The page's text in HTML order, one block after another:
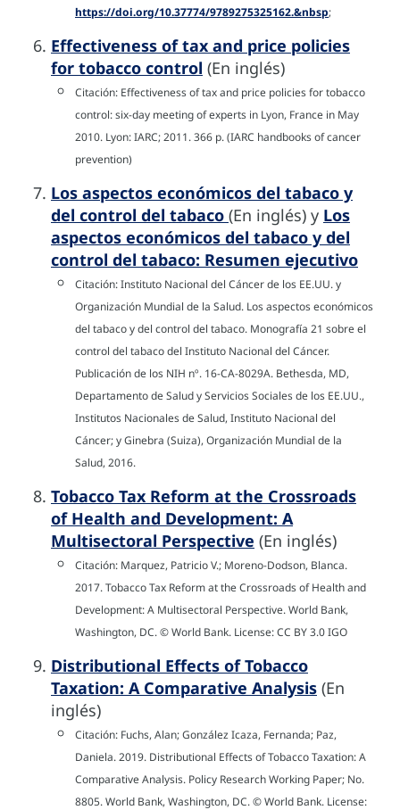
https://doi.org/10.37774/9789275325162.&nbsp;
Effectiveness of tax and price policies
for tobacco control (En inglés)
Citación: Effectiveness of tax and price policies for tobacco
control: six-day meeting of experts in Lyon, France in May
2010. Lyon: IARC; 2011. 366 p. (IARC handbooks of cancer
prevention)
Los aspectos económicos del tabaco y
del control del tabaco (En inglés) y Los
aspectos económicos del tabaco y del
control del tabaco: Resumen ejecutivo
Citación: Instituto Nacional del Cáncer de los EE.UU. y
Organización Mundial de la Salud. Los aspectos económicos
del tabaco y del control del tabaco. Monografía 21 sobre el
control del tabaco del Instituto Nacional del Cáncer.
Publicación de los NIH nº. 16-CA-8029A. Bethesda, MD,
Departamento de Salud y Servicios Sociales de los EE.UU.,
Institutos Nacionales de Salud, Instituto Nacional del
Cáncer; y Ginebra (Suiza), Organización Mundial de la
Salud, 2016.
Tobacco Tax Reform at the Crossroads
of Health and Development: A
Multisectoral Perspective (En inglés)
Citación: Marquez, Patricio V.; Moreno-Dodson, Blanca.
2017. Tobacco Tax Reform at the Crossroads of Health and
Development: A Multisectoral Perspective. World Bank,
Washington, DC. © World Bank. License: CC BY 3.0 IGO
Distributional Effects of Tobacco
Taxation: A Comparative Analysis (En
inglés)
Citación: Fuchs, Alan; González Icaza, Fernanda; Paz,
Daniela. 2019. Distributional Effects of Tobacco Taxation: A
Comparative Analysis. Policy Research Working Paper; No.
8805. World Bank, Washington, DC. © World Bank. License: